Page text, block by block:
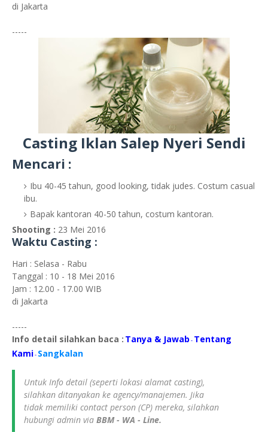
di Jakarta
-----
Casting Iklan Salep Nyeri Sendi
Mencari :
Ibu 40-45 tahun, good looking, tidak judes. Costum casual
ibu.
Bapak kantoran 40-50 tahun, costum kantoran.
Shooting : 23 Mei 2016
Waktu Casting :
Hari : Selasa - Rabu
Tanggal : 10 - 18 Mei 2016
Jam : 12.00 - 17.00 WIB
di Jakarta
-----
Info detail silahkan baca : Tanya & Jawab - Tentang
Kami - Sangkalan
Untuk Info detail (seperti lokasi alamat casting),
silahkan ditanyakan ke agency/manajemen. Jika
tidak memiliki contact person (CP) mereka, silahkan
hubungi admin via BBM - WA - Line.